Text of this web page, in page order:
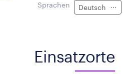
Sprachen Deutsch
Einsatzorte